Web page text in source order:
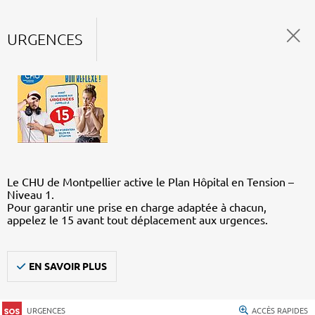
URGENCES
Le CHU de Montpellier active le Plan Hôpital en Tension –
Niveau 1.
Pour garantir une prise en charge adaptée à chacun,
appelez le 15 avant tout déplacement aux urgences.
EN SAVOIR PLUS
URGENCES ACCÈS RAPIDES